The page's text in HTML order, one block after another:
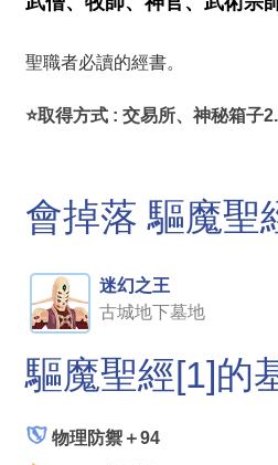
聖職者必讀的經書。
⭐取得方式 : 交易所、神秘箱子
會掉落 驅魔聖
迷幻之王
古城地下墓地
驅魔聖經[1]的
物理防禦＋94